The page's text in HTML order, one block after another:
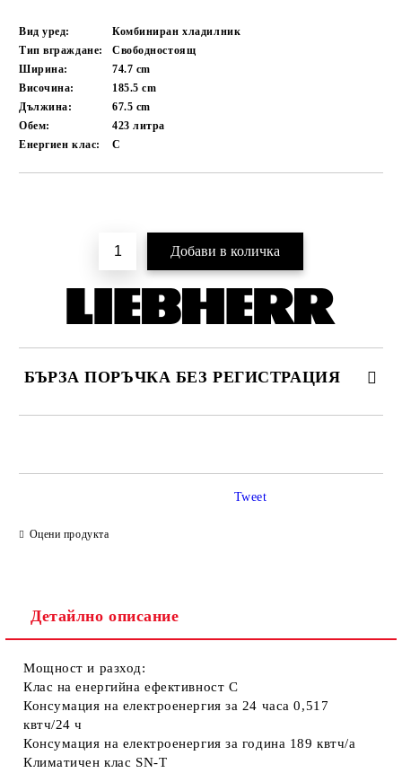
Вид уред:
Комбиниран хладилник
Тип вграждане:
Свободностоящ
Ширина:
74.7 cm
Височина:
185.5cm
Дължина:
67.5 cm
Обем:
423литра
Енергиен клас:
C
БЪРЗА ПОРЪЧКА БЕЗ РЕГИСТРАЦИЯ
Ние ще се свържем с вас в рамките на работния ден.
Оцени продукта
Tweet
Детайлно описание
Мощност и разход:
Клас на енергийна ефективност C
Консумация на електроенергия за 24 часа 0,517
квтч/24 ч
Консумация на електроенергия за година 189 квтч/a
Климатичен клас SN-T